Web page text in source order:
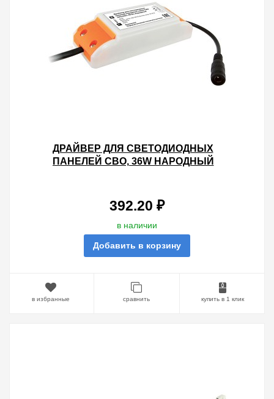
ДРАЙВЕР ДЛЯ СВЕТОДИОДНЫХ
ПАНЕЛЕЙ СВО, 36W НАРОДНЫЙ
392.20 ₽
в наличии
Добавить в корзину
в избранные сравнить купить в 1 клик